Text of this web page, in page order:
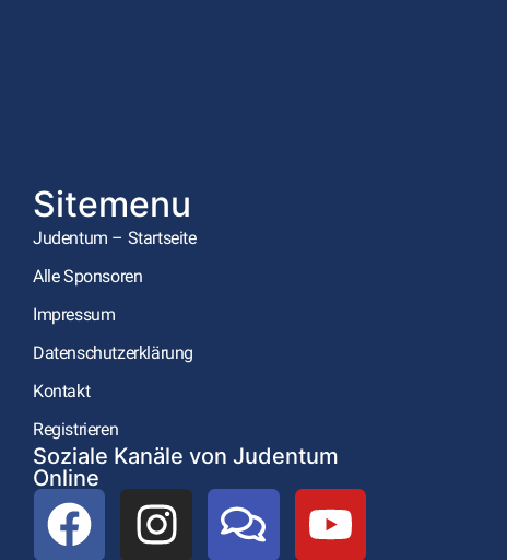
Sitemenu
Judentum – Startseite
Alle Sponsoren
Impressum
Datenschutzerklärung
Kontakt
Registrieren
Soziale Kanäle von Judentum
Online